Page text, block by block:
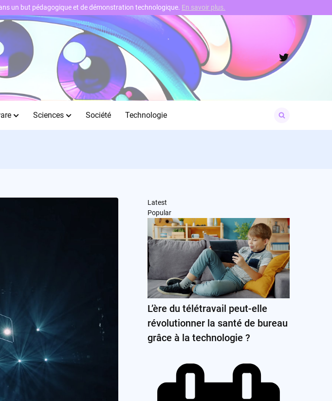
Twitter
Sciences Société Technologie
for:
Latest
Popular
L’ère du télétravail peut-elle
révolutionner la santé de bureau
grâce à la technologie ?
un but pédagogique et de démonstration technologique. En savoir plus.